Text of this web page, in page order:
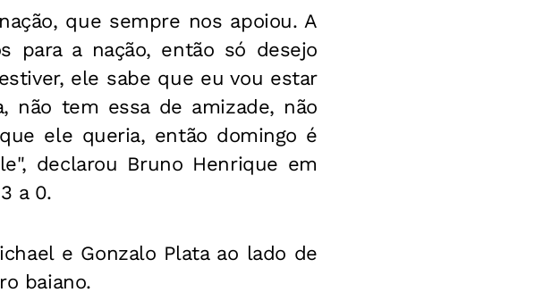
que sempre nos apoiou. A
para a nação, então só desejo
ele sabe que eu vou estar
não tem essa de amizade, não
ele queria, então domingo é
declarou Bruno Henrique em
a 0.
e Gonzalo Plata ao lado de
baiano.